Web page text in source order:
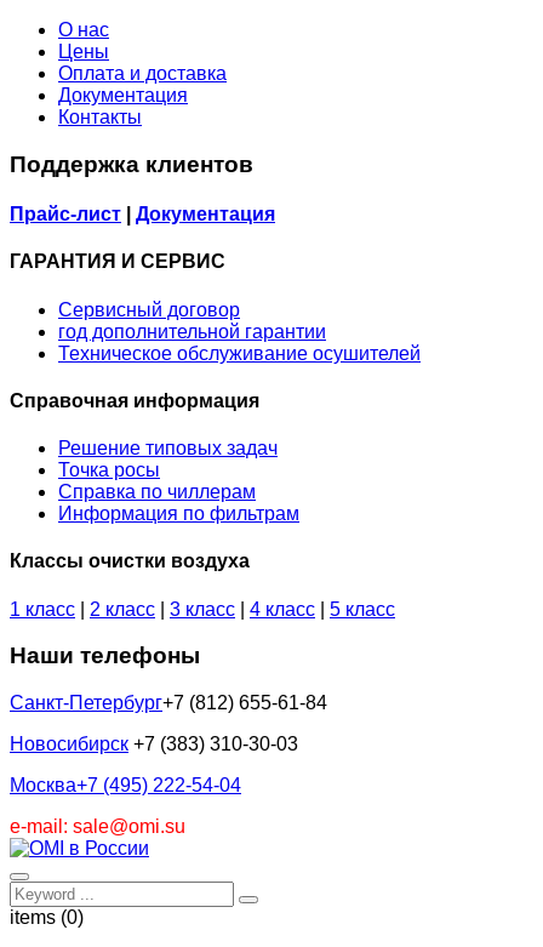
О нас
Цены
Оплата и доставка
Документация
Контакты
Поддержка клиентов
Прайс-лист Документация
ГАРАНТИЯ И СЕРВИС
Сервисный договор
год дополнительной гарантии
Техническое обслуживание осушителей
Справочная информация
Решение типовых задач
Точка росы
Справка по чиллерам
Информация по фильтрам
Классы очистки воздуха
1 класс 2 класс 3 класс 4 класс 5 класс
Наши телефоны
Санкт-Петербург+7 (812) 655-61-84
Новосибирск +7 (383) 310-30-03
Москва+7 (495) 222-54-04
e-mail: sale@omi.su
items (0)